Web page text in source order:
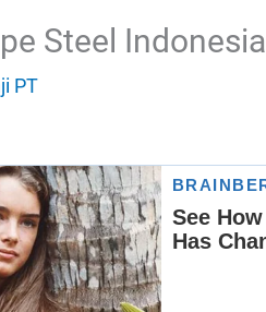
Steel Indonesia
PT